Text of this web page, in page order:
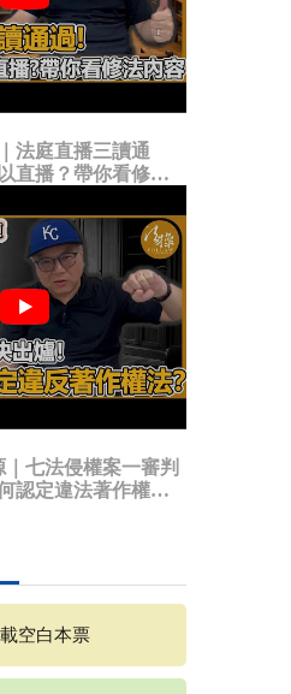
法庭直播三讀通
直播？帶你看修法
｜七法侵權案一審判
認定違法著作權
空白本票